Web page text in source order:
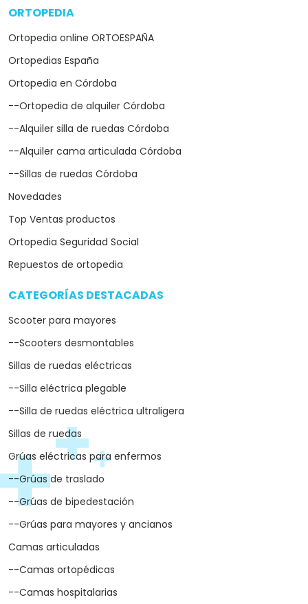
ORTOPEDIA
Ortopedia online ORTOESPAÑA
Ortopedias España
Ortopedia en Córdoba
--Ortopedia de alquiler Córdoba
--Alquiler silla de ruedas Córdoba
--Alquiler cama articulada Córdoba
--Sillas de ruedas Córdoba
Novedades
Top Ventas productos
Ortopedia Seguridad Social
Repuestos de ortopedia
CATEGORÍAS DESTACADAS
Scooter para mayores
--Scooters desmontables
Sillas de ruedas eléctricas
--Silla eléctrica plegable
--Silla de ruedas eléctrica ultraligera
Sillas de ruedas
Grúas eléctricas para enfermos
--Grúas de traslado
--Grúas de bipedestación
--Grúas para mayores y ancianos
Camas articuladas
--Camas ortopédicas
--Camas hospitalarias